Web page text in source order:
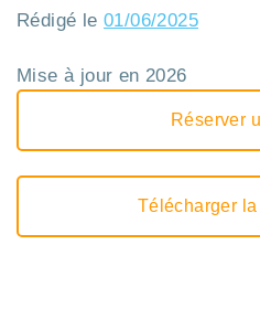
Rédigé le01/06/2025
Mise à jour en 2026
Réserver
Télécharger